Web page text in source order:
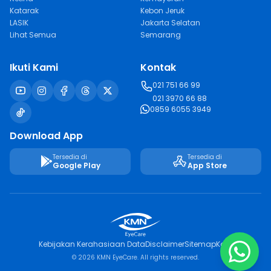
Katarak
LASIK
Lihat Semua
Kebon Jeruk
Jakarta Selatan
Semarang
Ikuti Kami Kontak
021 751 66 99
021 3970 66 88
0859 6055 3949
Download App
Tersedia di
Google Play
Tersedia di
App Store
Kebijakan Kerahasiaan DataDisclaimerSitemapKarir
© 2026 KMN EyeCare. All rights reserved.